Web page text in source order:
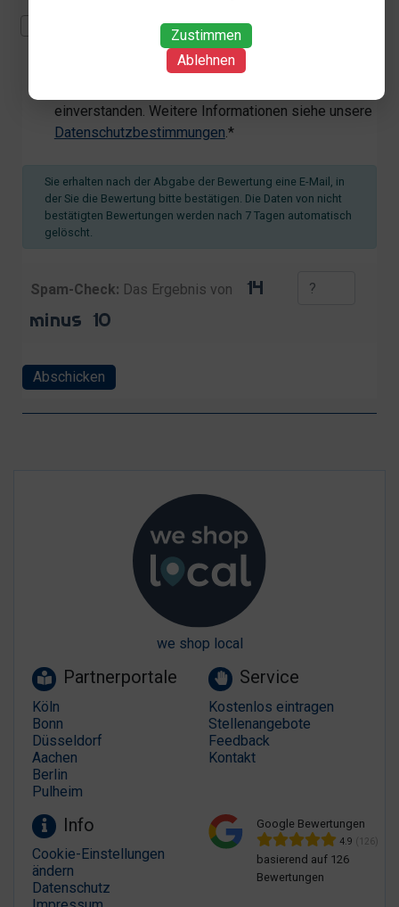
Zustimmen
Ablehnen
Mit der Erhebung, Verarbeitung und Nutzung meiner
personenbezogenen Daten (Angaben, Datum und
Uhrzeit der Bewertungsabgabe, Referrer-URL) zum
einverstanden. Weitere Informationen siehe unsere
Datenschutzbestimmungen.*
Sie erhalten nach der Abgabe der Bewertung eine E-Mail, in
der Sie die Bewertung bitte bestätigen. Die Daten von nicht
bestätigten Bewertungen werden nach 7 Tagen automatisch
gelöscht.
Spam-Check: Das Ergebnis von
Abschicken
we shop local
Partnerportale
Köln
Bonn
Düsseldorf
Aachen
Berlin
Pulheim
Service
Kostenlos eintragen
Stellenangebote
Feedback
Kontakt
Info
Cookie-Einstellungen
ändern
Datenschutz
Google Bewertungen
4.9 (126)
basierend auf 126
Bewertungen